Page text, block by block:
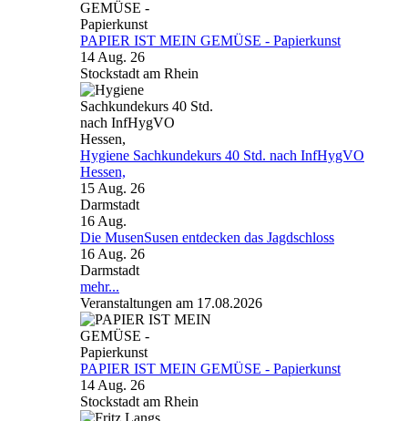
PAPIER IST MEIN GEMÜSE - Papierkunst
14 Aug. 26
Stockstadt am Rhein
Hygiene Sachkundekurs 40 Std. nach InfHygVO
Hessen,
15 Aug. 26
Darmstadt
16 Aug.
Die MusenSusen entdecken das Jagdschloss
16 Aug. 26
Darmstadt
mehr...
Veranstaltungen am 17.08.2026
PAPIER IST MEIN GEMÜSE - Papierkunst
14 Aug. 26
Stockstadt am Rhein